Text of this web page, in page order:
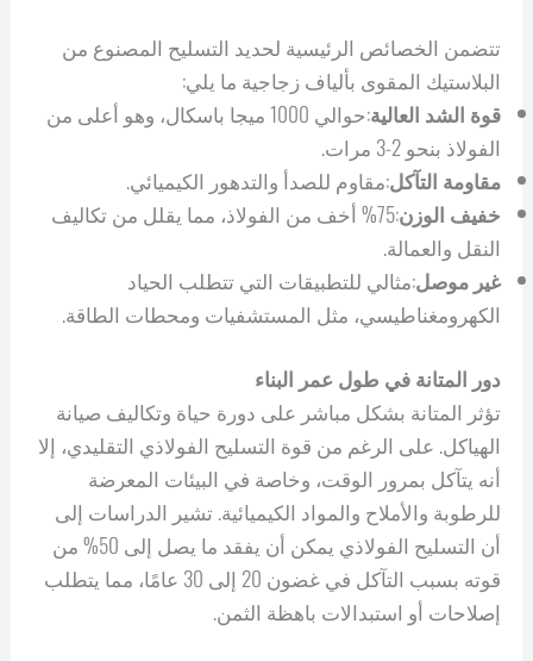
تتضمن الخصائص الرئيسية لحديد التسليح المصنوع من
البلاستيك المقوى بألياف زجاجية ما يلي:
قوة الشد العالية
:حوالي 1000 ميجا باسكال، وهو أعلى من
الفولاذ بنحو 2-3 مرات.
مقاومة التآكل:مقاوم للصدأ والتدهور الكيميائي.
خفيف الوزن
:75% أخف من الفولاذ، مما يقلل من تكاليف
النقل والعمالة.
غير موصل:مثالي للتطبيقات التي تتطلب الحياد
الكهرومغناطيسي، مثل المستشفيات ومحطات الطاقة.
دور المتانة في طول عمر البناء
تؤثر المتانة بشكل مباشر على دورة حياة وتكاليف صيانة
الهياكل. على الرغم من قوة التسليح الفولاذي التقليدي، إلا
أنه يتآكل بمرور الوقت، وخاصة في البيئات المعرضة
للرطوبة والأملاح والمواد الكيميائية. تشير الدراسات إلى
أن التسليح الفولاذي يمكن أن يفقد ما يصل إلى 50% من
قوته بسبب التآكل في غضون 20 إلى 30 عامًا، مما يتطلب
إصلاحات أو استبدالات باهظة الثمن.